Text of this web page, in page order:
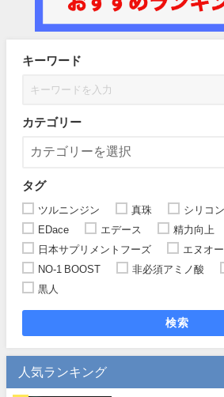
キーワード
カテゴリー
タグ
ツルニンジン 真珠
シリコ
EDace
エデース
精力向上
日本サプリメントフーズ
エヌオ
NO-1 BOOST
非必須アミノ酸
黒人
検索
人気ランキング